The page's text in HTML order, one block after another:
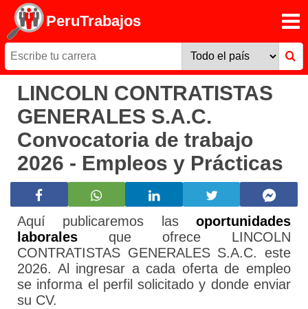
PeruTrabajos
LINCOLN CONTRATISTAS
GENERALES S.A.C.
Convocatoria de trabajo
2026 - Empleos y Prácticas
Aquí publicaremos las oportunidades
laborales que ofrece LINCOLN
CONTRATISTAS GENERALES S.A.C. este
2026. Al ingresar a cada oferta de empleo
se informa el perfil solicitado y donde enviar
su CV.